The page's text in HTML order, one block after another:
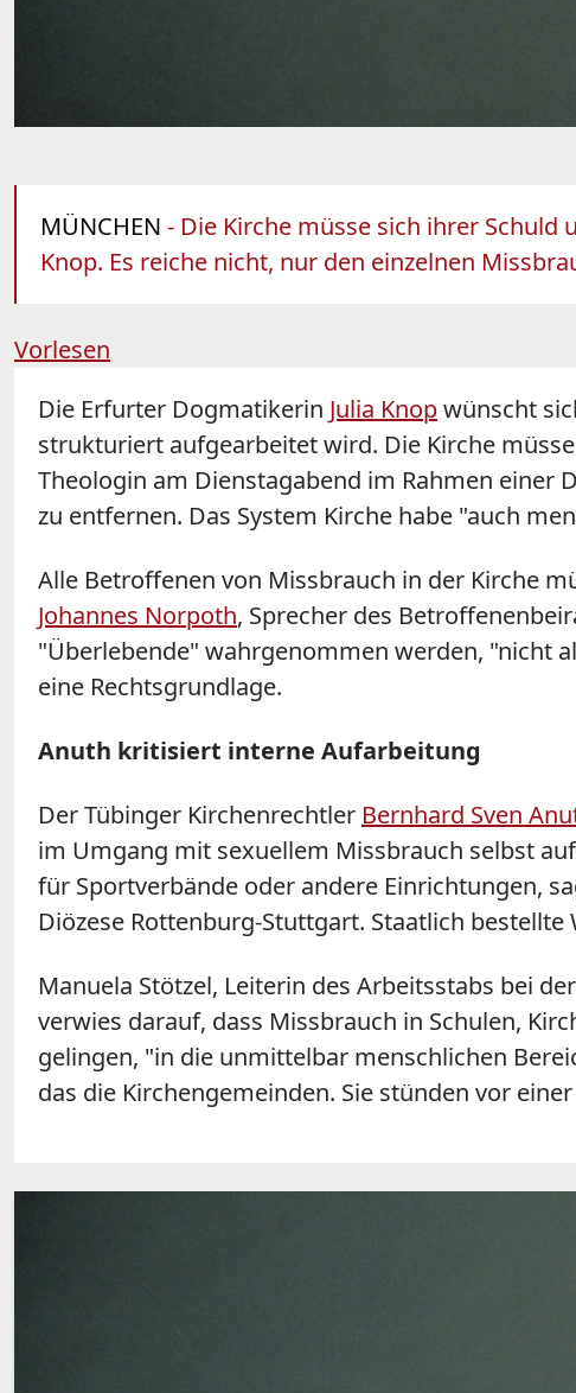
MÜNCHEN - Die Kirche müsse sich ihrer
Knop. Es reiche nicht, nur den einzelnen
Vorlesen
Die Erfurter Dogmatikerin Julia Knopwünscht
strukturiert aufgearbeitet wird. Die Kirche
Theologin am Dienstagabend im Rahmen einer
zu entfernen. Das System Kirche habe "auch
Alle Betroffenen von Missbrauch in der Kirche
Johannes Norpoth, Sprecher des
"Überlebende" wahrgenommen werden, "nicht
eine Rechtsgrundlage.
Anuth kritisiert interne Aufarbeitung
Der Tübinger Kirchenrechtler Bernhard Sven
im Umgang mit sexuellem Missbrauch selbst
für Sportverbände oder andere Einrichtungen,
Diözese Rottenburg-Stuttgart. Staatlich
Manuela Stötzel, Leiterin des Arbeitsstabs bei
verwies darauf, dass Missbrauch in Schulen,
gelingen, "in die unmittelbar menschlichen
das die Kirchengemeinden. Sie stünden vor